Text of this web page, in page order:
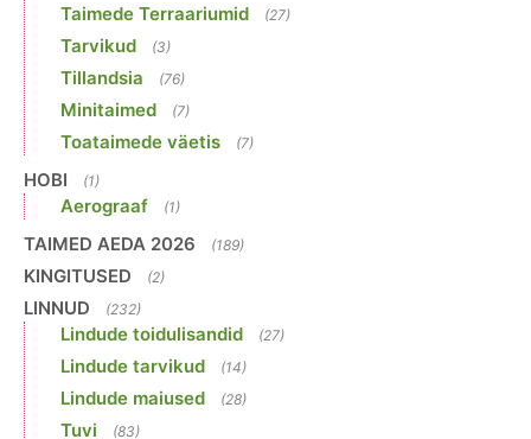
Taimede Terraariumid (27)
Tarvikud (3)
Tillandsia (76)
Minitaimed (7)
Toataimede väetis (7)
HOBI (1)
Aerograaf (1)
TAIMED AEDA 2026 (189)
KINGITUSED (2)
LINNUD (232)
Lindude toidulisandid (27)
Lindude tarvikud (14)
Lindude maiused (28)
Tuvi (83)